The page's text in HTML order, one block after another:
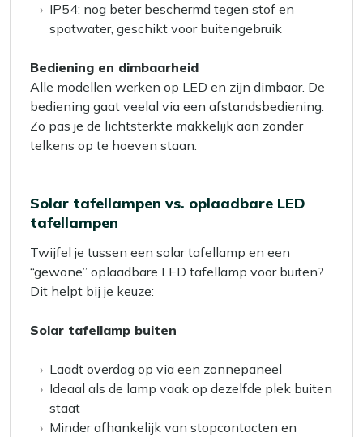
IP54: nog beter beschermd tegen stof en
spatwater, geschikt voor buitengebruik
Bediening en dimbaarheid
Alle modellen werken op LED en zijn dimbaar. De
bediening gaat veelal via een afstandsbediening.
Zo pas je de lichtsterkte makkelijk aan zonder
telkens op te hoeven staan.
Solar tafellampen vs. oplaadbare LED
tafellampen
Twijfel je tussen een solar tafellamp en een
“gewone” oplaadbare LED tafellamp voor buiten?
Dit helpt bij je keuze:
Solar tafellamp buiten
Laadt overdag op via een zonnepaneel
Ideaal als de lamp vaak op dezelfde plek buiten
staat
Minder afhankelijk van stopcontacten en